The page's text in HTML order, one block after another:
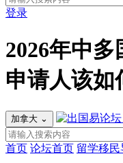
登录
2026年中多
申请人该如
加拿大 ⌄
首页 论坛首页 留学移民